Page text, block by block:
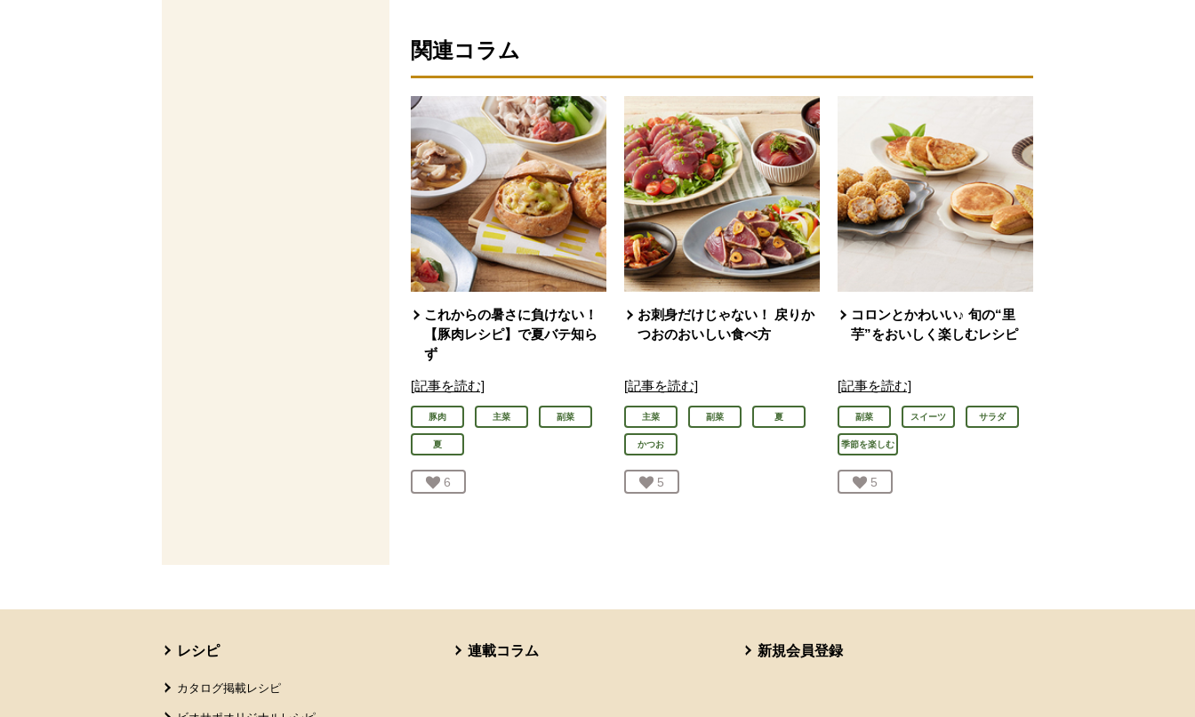
関連コラム
これからの暑さに負けない！
【豚肉レシピ】で夏バテ知ら
ず
[記事を読む]
豚肉 主菜 副菜
夏
お気に入り登録：
6
お刺身だけじゃない！ 戻りか
つおのおいしい食べ方
[記事を読む]
主菜 副菜 夏
かつお
お気に入り登録：
5
コロンとかわいい♪ 旬の“里
芋”をおいしく楽しむレシピ
[記事を読む]
副菜 スイーツ サラダ
季節を楽しむ
お気に入り登録：
5
レシピ
カタログ掲載レシピ
連載コラム 新規会員登録